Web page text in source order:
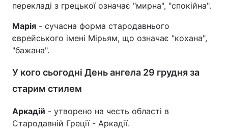
перекладі з грецької означає "мирна", "спокійна".
Марія - сучасна форма стародавнього
єврейського імені Мірьям, що означає "кохана",
"бажана".
У кого сьогодні День ангела 29 грудня за
старим стилем
Аркадій - утворено на честь області в
Стародавній Греції - Аркадії.